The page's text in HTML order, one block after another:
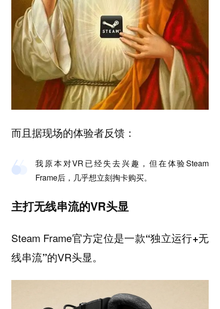
而且据现场的体验者反馈：
我原本对VR已经失去兴趣，但在体验Steam
Frame后，几乎想立刻掏卡购买。
主打无线串流的VR头显
Steam Frame官方定位是一款“独立运行+无
线串流”的VR头显。